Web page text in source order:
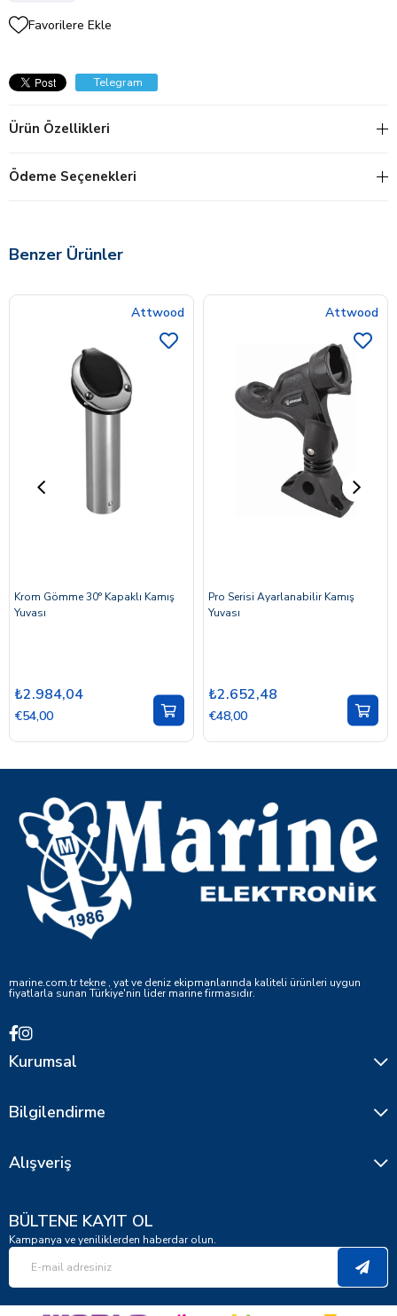
Favorilere Ekle
Telegram
Ürün Özellikleri
Ödeme Seçenekleri
Benzer Ürünler
Attwood
Krom Gömme 30° Kapaklı Kamış
Yuvası
₺2.984,04
€54,00
Attwood
Pro Serisi Ayarlanabilir Kamış
Yuvası
₺2.652,48
€48,00
marine.com.tr tekne , yat ve deniz ekipmanlarında kaliteli ürünleri uygun
fiyatlarla sunan Türkiye'nin lider marine firmasıdır.
Kurumsal
Bilgilendirme
Alışveriş
BÜLTENE KAYIT OL
Kampanya ve yeniliklerden haberdar olun.